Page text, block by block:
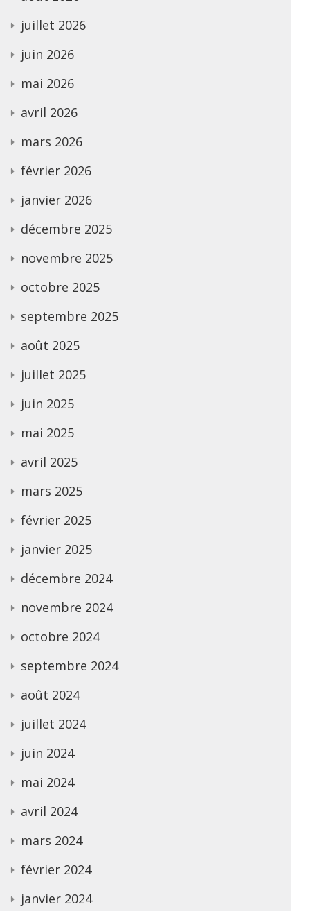
juillet 2026
juin 2026
mai 2026
avril 2026
mars 2026
février 2026
janvier 2026
décembre 2025
novembre 2025
octobre 2025
septembre 2025
août 2025
juillet 2025
juin 2025
mai 2025
avril 2025
mars 2025
février 2025
janvier 2025
décembre 2024
novembre 2024
octobre 2024
septembre 2024
août 2024
juillet 2024
juin 2024
mai 2024
avril 2024
mars 2024
février 2024
janvier 2024